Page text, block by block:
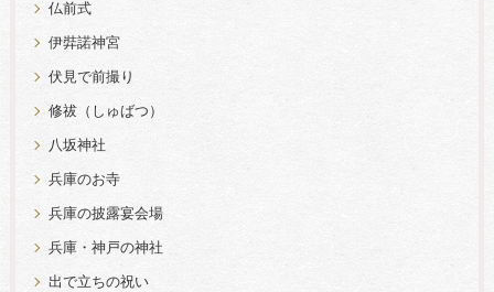
仏前式
伊弉諾神宮
伏見で前撮り
修祓（しゅばつ）
八坂神社
兵庫のお寺
兵庫の披露宴会場
兵庫・神戸の神社
出で立ちの祝い